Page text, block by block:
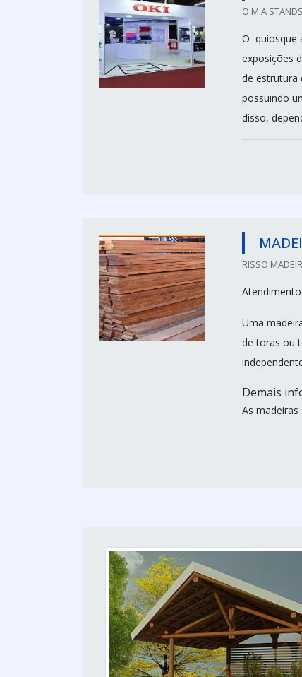
O.M.A
O quiosque
exposições
de estrutura
possuindo
disso,
RISSO
Uma
de toras ou
Demais
As madeiras